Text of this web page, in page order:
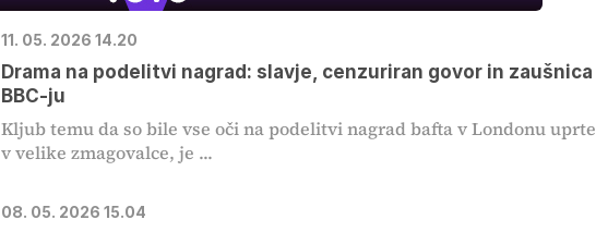
11. 05. 2026 14.20
Drama na podelitvi nagrad: slavje, cenzuriran govor in zaušnica
BBC-ju
Kljub temu da so bile vse oči na podelitvi nagrad bafta v Londonu uprte
v velike zmagovalce, je ...
08. 05. 2026 15.04